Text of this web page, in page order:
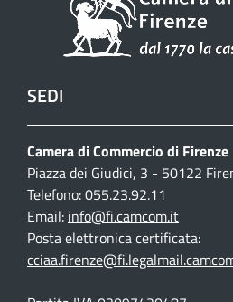
SEDI
Camera di Commercio di Firenze
Piazza dei Giudici, 3 - 50122
Telefono: 055.23.92.11
Email: info@fi.camcom.it
Posta elettronica certificata: